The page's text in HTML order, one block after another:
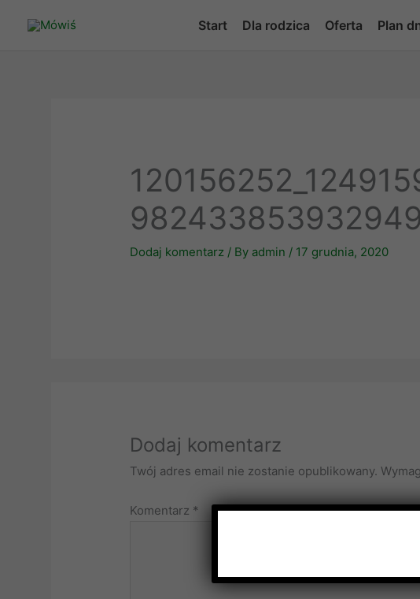
Start Dla rodzica Oferta Plan
Dodaj komentarz / By admin / 17 grudnia, 2020
Dodaj komentarz
Twój adres email nie zostanie opublikowany.
Komentarz *